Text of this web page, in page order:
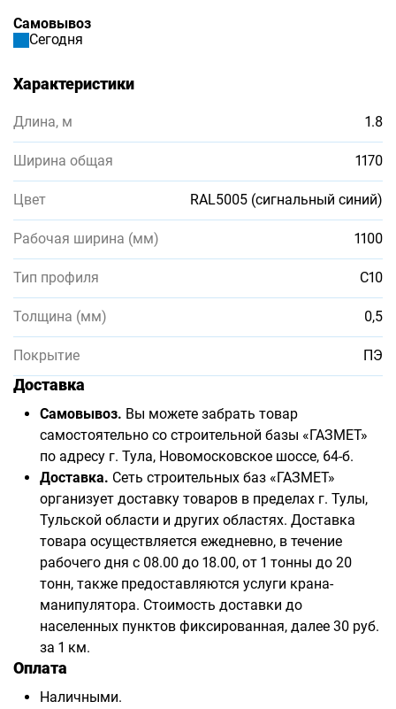
Самовывоз
Сегодня
Характеристики
Длина, м 1.8
Ширина общая 1170
Цвет RAL5005 (сигнальный синий)
Рабочая ширина (мм) 1100
Тип профиля С10
Толщина (мм) 0,5
Покрытие ПЭ
Доставка
Самовывоз. Вы можете забрать товар
самостоятельно со строительной базы «ГАЗМЕТ»
по адресу г. Тула, Новомосковское шоссе, 64-б.
Доставка. Сеть строительных баз «ГАЗМЕТ»
организует доставку товаров в пределах г. Тулы,
Тульской области и других областях. Доставка
товара осуществляется ежедневно, в течение
рабочего дня с 08.00 до 18.00, от 1 тонны до 20
тонн, также предоставляются услуги крана-
манипулятора. Стоимость доставки до
населенных пунктов фиксированная, далее 30 руб.
за 1 км.
Оплата
Наличными.